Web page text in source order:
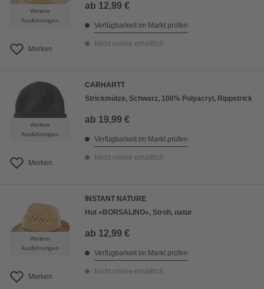
Weitere
Ausführungen
Merken
ab 12,99 €
Verfügbarkeit im Markt prüfen
Nicht online erhältlich
Weitere
Ausführungen
Merken
CARHARTT
Strickmütze, Schwarz, 100% Polyacryl, Rippstrick
ab 19,99 €
Verfügbarkeit im Markt prüfen
Nicht online erhältlich
Weitere
Ausführungen
Merken
INSTANT NATURE
Hut »BORSALINO«, Stroh, natur
ab 12,99 €
Verfügbarkeit im Markt prüfen
Nicht online erhältlich